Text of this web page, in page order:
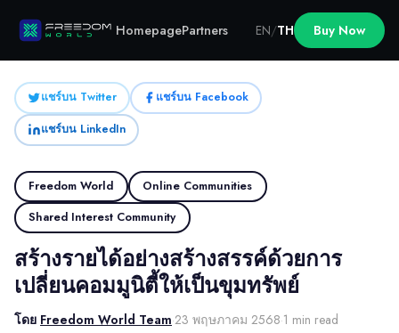
HomepagePartners EN/TH Buy Now
แชร์บน Twitter
แชร์บน Facebook
แชร์บน LinkedIn
Freedom World
Online Communities
Shared Interest Community
สร้างรายได้อย่างสร้างสรรค์ด้วยการ
เปลี่ยนคอมมูนิตี้ให้เป็นขุมทรัพย์
โดย Freedom World Team·23 พฤษภาคม 2568·1 min read